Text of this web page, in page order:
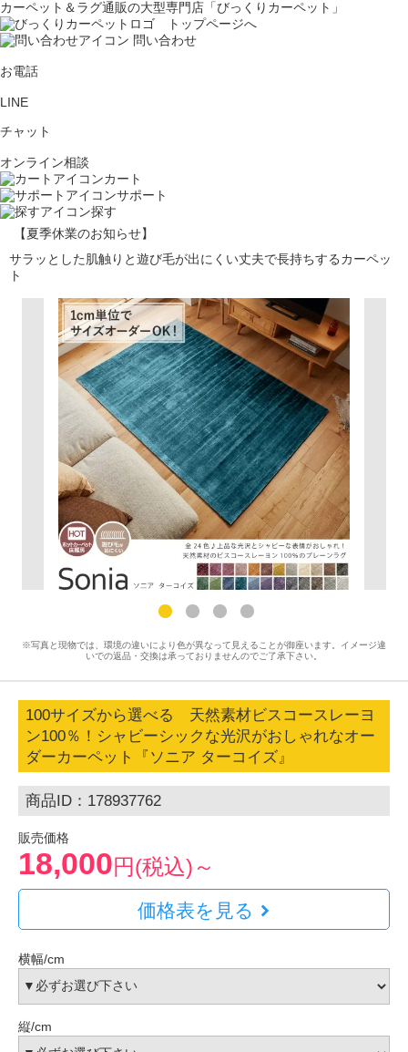
カーペット＆ラグ通販の大型専門店「びっくりカーペット」
問い合わせ
お電話
LINE
チャット
オンライン相談
カート
サポート
探す
【夏季休業のお知らせ】
サラッとした肌触りと遊び毛が出にくい丈夫で長持ちするカーペッ
ト
※写真と現物では、環境の違いにより色が異なって見えることが御座います。イメージ違
いでの返品・交換は承っておりませんのでご了承下さい。
100サイズから選べる 天然素材ビスコースレーヨ
ン100％！シャビーシックな光沢がおしゃれなオー
ダーカーペット『ソニア ターコイズ』
商品ID：178937762
販売価格
18,000円(税込)～
価格表を見る
横幅/cm
縦/cm